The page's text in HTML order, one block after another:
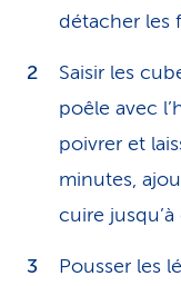
détacher les
Saisir les
poêle avec
poivrer et
minutes,
cuire
Pousser les